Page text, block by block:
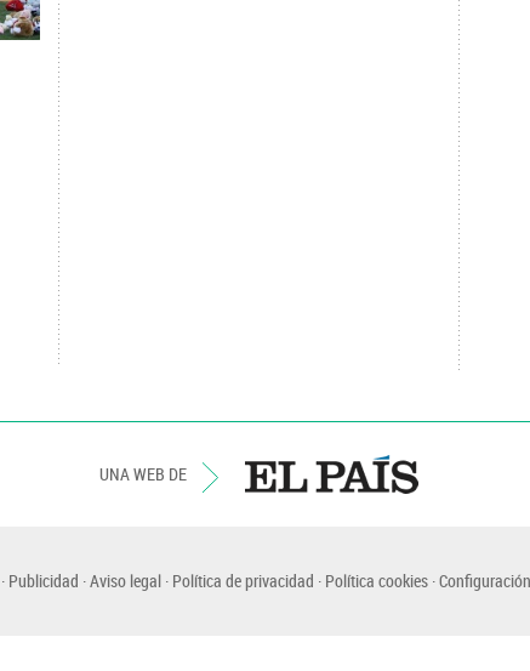
UNA WEB DE
Publicidad Aviso legal Política de privacidad Política cookies